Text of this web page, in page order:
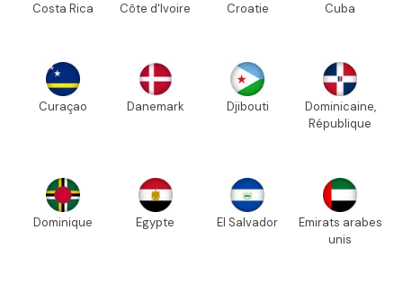
Costa Rica Côte d'Ivoire Croatie Cuba
Curaçao Danemark Djibouti
Dominicaine,
République
Dominique Egypte El Salvador
Emirats arabes
unis